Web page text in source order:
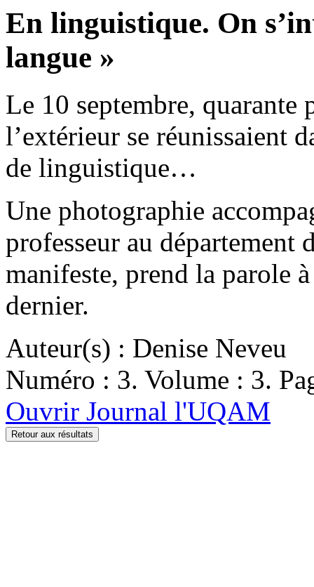
En linguistique. On
langue »
Le 10 septembre, quarante
l’extérieur se réunissaient
de linguistique…
Une photographie
professeur au
manifeste, prend la parole
dernier.
Auteur(s) : Denise Neveu
Numéro : 3. Volume : 3.
Ouvrir Journal l'UQAM
Retour aux résultats